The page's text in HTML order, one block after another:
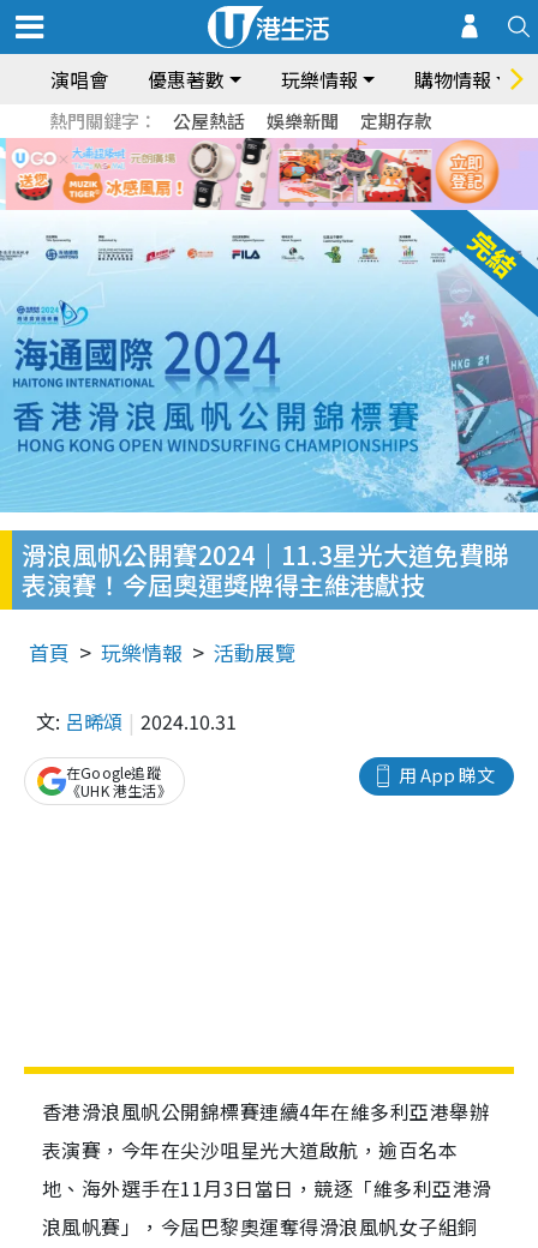
演唱會 優惠著數 玩樂情報 購物情報
熱門關鍵字： 公屋熱話 娛樂新聞 定期存款
滑浪風帆公開賽2024｜11.3星光大道免費睇
表演賽！今屆奧運獎牌得主維港獻技
首頁 玩樂情報 活動展覽
文: 呂晞頌 2024.10.31
用 App 睇文
在Google追蹤
《UHK 港生活》
香港滑浪風帆公開錦標賽連續4年在維多利亞港舉辦
表演賽，今年在尖沙咀星光大道啟航，逾百名本
地、海外選手在11月3日當日，競逐「維多利亞港滑
浪風帆賽」，今屆巴黎奧運奪得滑浪風帆女子組銅